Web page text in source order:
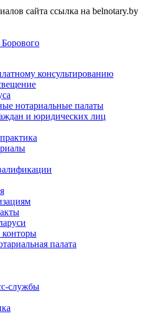
сайта ссылка на belnotary.by
консультированию
нотариальные палаты
и юридических лиц
палата
службы